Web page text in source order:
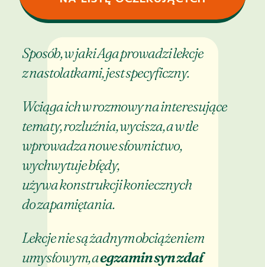
Sposób, w jaki Aga prowadzi lekcje
z nastolatkami, jest specyficzny.
Wciąga ich w rozmowy na interesujące
tematy, rozluźnia, wycisza, a w tle
wprowadza nowe słownictwo,
wychwytuje błędy,
używa konstrukcji koniecznych
do zapamiętania.
Lekcje nie są żadnym obciążeniem
umysłowym, aegzamin syn zdał